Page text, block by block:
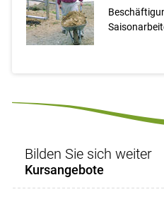
Bilden Sie sich weiter
Kursangebote